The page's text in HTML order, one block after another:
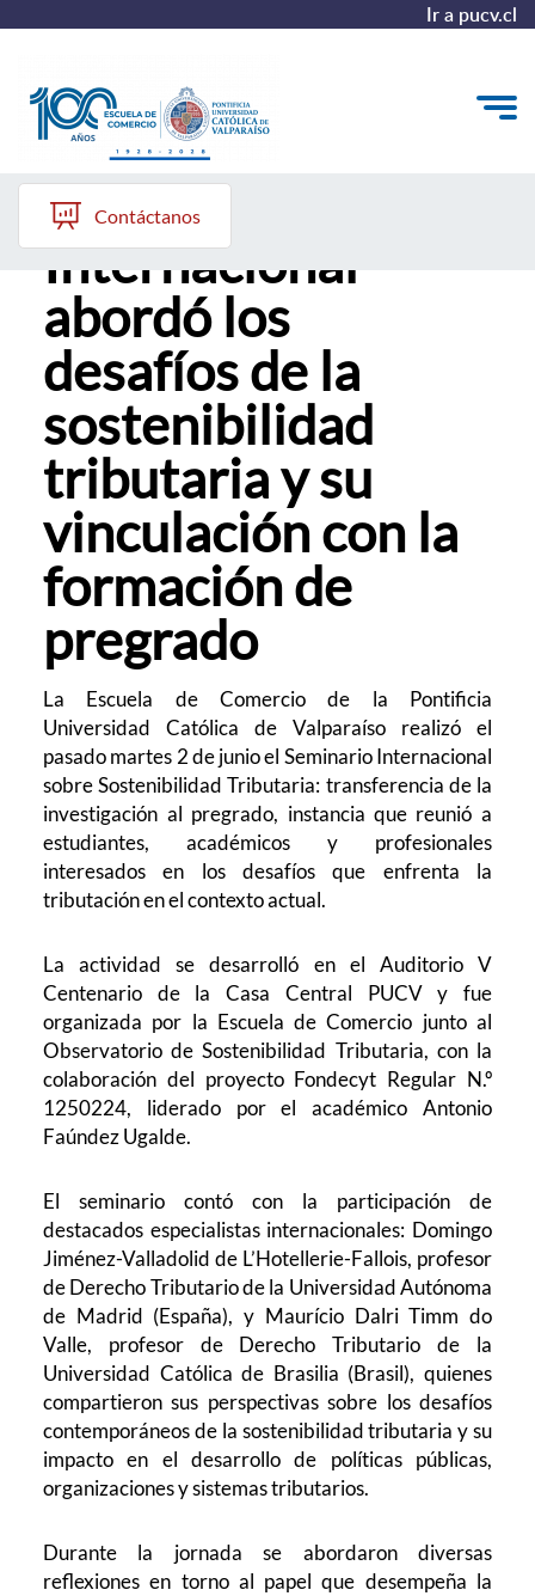
Ir a pucv.cl
Quiénes somos
Vinculación con el Medio
Formación Continua
Postgrados
ALUMNI
Contáctanos
Seminario
Internacional
abordó los
desafíos de la
sostenibilidad
tributaria y su
vinculación con la
formación de
pregrado
La Escuela de Comercio de la Pontificia
Universidad Católica de Valparaíso realizó el
pasado martes 2 de junio el Seminario Internacional
sobre Sostenibilidad Tributaria: transferencia de la
investigación al pregrado, instancia que reunió a
estudiantes, académicos y profesionales
interesados en los desafíos que enfrenta la
tributación en el contexto actual.
La actividad se desarrolló en el Auditorio V
Centenario de la Casa Central PUCV y fue
organizada por la Escuela de Comercio junto al
Observatorio de Sostenibilidad Tributaria, con la
colaboración del proyecto Fondecyt Regular N.º
1250224, liderado por el académico Antonio
Faúndez Ugalde.
El seminario contó con la participación de
destacados especialistas internacionales: Domingo
Jiménez-Valladolid de L’Hotellerie-Fallois, profesor
de Derecho Tributario de la Universidad Autónoma
de Madrid (España), y Maurício Dalri Timm do
Valle, profesor de Derecho Tributario de la
Universidad Católica de Brasilia (Brasil), quienes
compartieron sus perspectivas sobre los desafíos
contemporáneos de la sostenibilidad tributaria y su
impacto en el desarrollo de políticas públicas,
organizaciones y sistemas tributarios.
Durante la jornada se abordaron diversas
reflexiones en torno al papel que desempeña la